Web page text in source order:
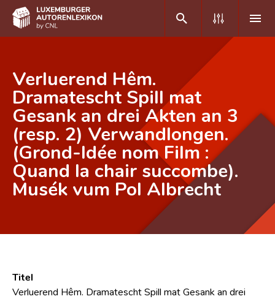
DE FR
Home
Autor(inn)en A-Z
Erweiterte Suche
Häufige Fragen und Antworten
Forschungsgruppe
Verluerend Hêm.
Dramatescht Spill mat
Gesank an drei Akten an 3
(resp. 2) Verwandlongen.
(Grond-Idée nom Film :
Quand la chair succombe).
Musék vum Pol Albrecht
Titel
Verluerend Hêm. Dramatescht Spill mat Gesank an drei